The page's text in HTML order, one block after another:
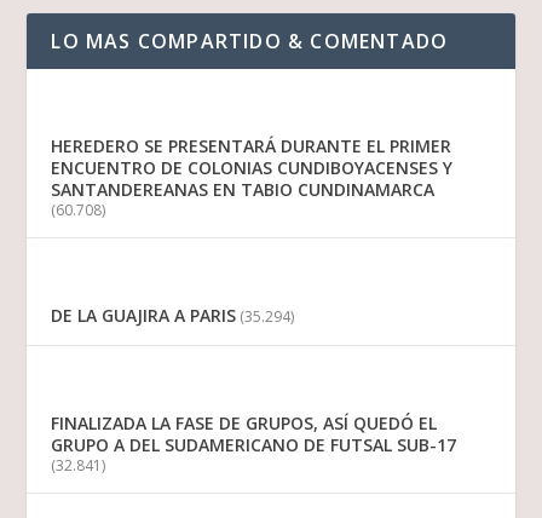
LO MAS COMPARTIDO & COMENTADO
HEREDERO SE PRESENTARÁ DURANTE EL PRIMER
ENCUENTRO DE COLONIAS CUNDIBOYACENSES Y
SANTANDEREANAS EN TABIO CUNDINAMARCA
(60.708)
DE LA GUAJIRA A PARIS (35.294)
FINALIZADA LA FASE DE GRUPOS, ASÍ QUEDÓ EL
GRUPO A DEL SUDAMERICANO DE FUTSAL SUB-17
(32.841)